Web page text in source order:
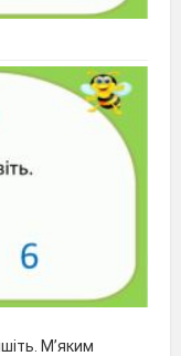
М’яким